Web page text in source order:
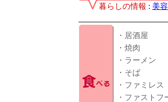
暮らしの情報 : 美
・居酒屋
・焼肉
・ラーメン
・そば
・ファミレス
・ファストフ